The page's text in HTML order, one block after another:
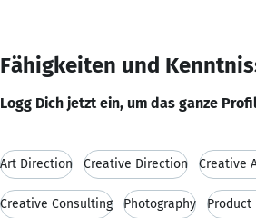
Fähigkeiten und
Logg Dich jetzt ein, um das ganze
Art Direction Creative Direction Creative
Creative Consulting Photography Product